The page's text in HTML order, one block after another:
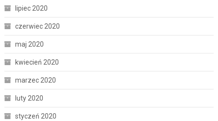
lipiec 2020
czerwiec 2020
maj 2020
kwiecień 2020
marzec 2020
luty 2020
styczeń 2020